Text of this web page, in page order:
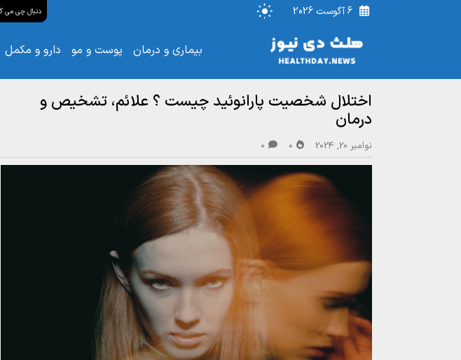
6 آگوست 2026
بیماری و درمان پوست و مو دارو و مکمل
اختلال شخصیت پارانوئید چیست ؟ علائم، تشخیص و
درمان
نوامبر 20, 2024 0
0